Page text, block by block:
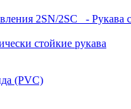
2SN/2SC - Рукава
стойкие рукава
(PVC)